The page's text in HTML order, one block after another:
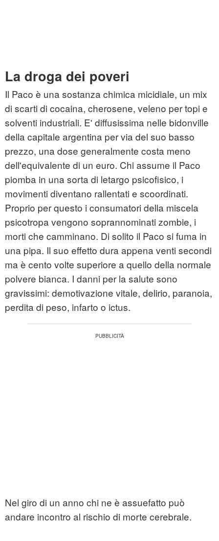
La droga dei poveri
Il Paco è una sostanza chimica micidiale, un mix
di scarti di cocaina, cherosene, veleno per topi e
solventi industriali. E' diffusissima nelle bidonville
della capitale argentina per via del suo basso
prezzo, una dose generalmente costa meno
dell'equivalente di un euro. Chi assume il Paco
piomba in una sorta di letargo psicofisico, i
movimenti diventano rallentati e scoordinati.
Proprio per questo i consumatori della miscela
psicotropa vengono soprannominati zombie, i
morti che camminano. Di solito il Paco si fuma in
una pipa. Il suo effetto dura appena venti secondi
ma è cento volte superiore a quello della normale
polvere bianca. I danni per la salute sono
gravissimi: demotivazione vitale, delirio, paranoia,
perdita di peso, infarto o ictus.
Nel giro di un anno chi ne è assuefatto può
andare incontro al rischio di morte cerebrale.